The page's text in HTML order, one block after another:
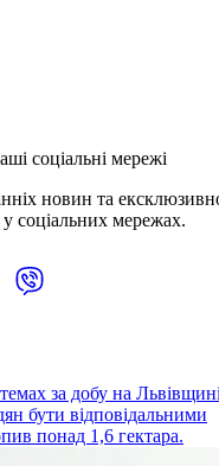
соціальні мережі
новин та
соціальних мережах.
за добу на
бути відповідальними
понад 1,6 гектара.